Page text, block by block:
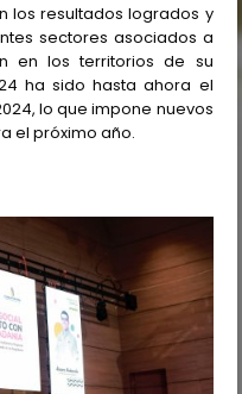
los resultados logrados y
sectores asociados a
en los territorios de su
ha sido hasta ahora el
lo que impone nuevos
el próximo año.